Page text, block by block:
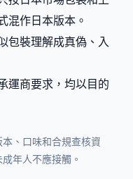
混作日本版本。
包裝理解成真偽、入
運商要求，均以目的
、口味和合規查核資
年人不應接觸。